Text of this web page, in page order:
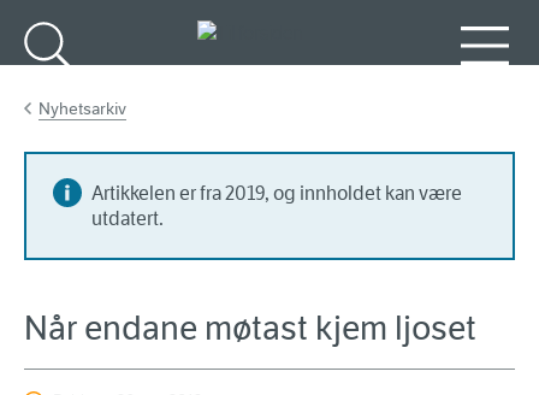
Nyhetsarkiv
Artikkelen er fra 2019, og innholdet kan være
utdatert.
Når endane møtast kjem ljoset